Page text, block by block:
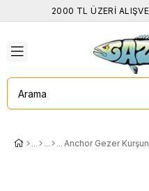
2000 TL ÜZERİ
Anchor Gezer